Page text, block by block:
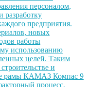
персоналом,
разработку
предприятия.
новых
работы
использованию
целей. Таким
и
рамы КАМАЗ Компас 9
процесс,